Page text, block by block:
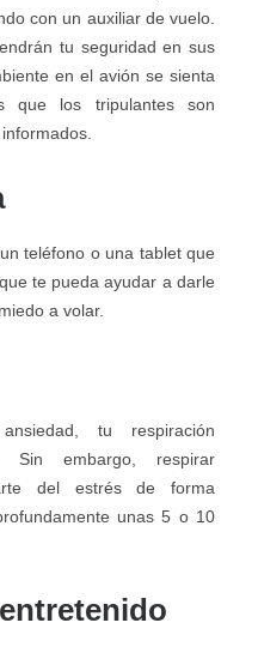
con un auxiliar de vuelo.
tu seguridad en sus
en el avión se sienta
que los tripulantes son
teléfono o una tablet que
te pueda ayudar a darle
a volar.
tu respiración
Sin embargo, respirar
del estrés de forma
unas 5 o 10